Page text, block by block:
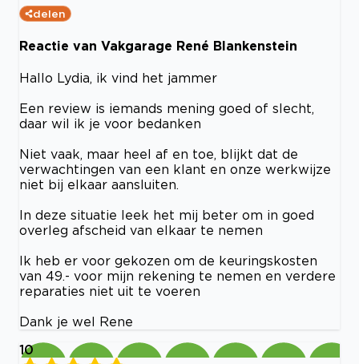
delen
Reactie van Vakgarage René Blankenstein
Hallo Lydia, ik vind het jammer
Een review is iemands mening goed of slecht,
daar wil ik je voor bedanken
Niet vaak, maar heel af en toe, blijkt dat de
verwachtingen van een klant en onze werkwijze
niet bij elkaar aansluiten.
In deze situatie leek het mij beter om in goed
overleg afscheid van elkaar te nemen
Ik heb er voor gekozen om de keuringskosten
van 49.- voor mijn rekening te nemen en verdere
reparaties niet uit te voeren
Dank je wel Rene
10